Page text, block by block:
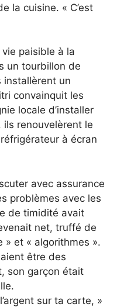
la cuisine. « C’est
paisible à la
un tourbillon de
installèrent un
convainquit les
locale d’installer
ils renouvelèrent le
à écran
avec assurance
problèmes avec les
de timidité avait
net, truffé de
» et « algorithmes ».
être des
son garçon était
sur ta carte, »